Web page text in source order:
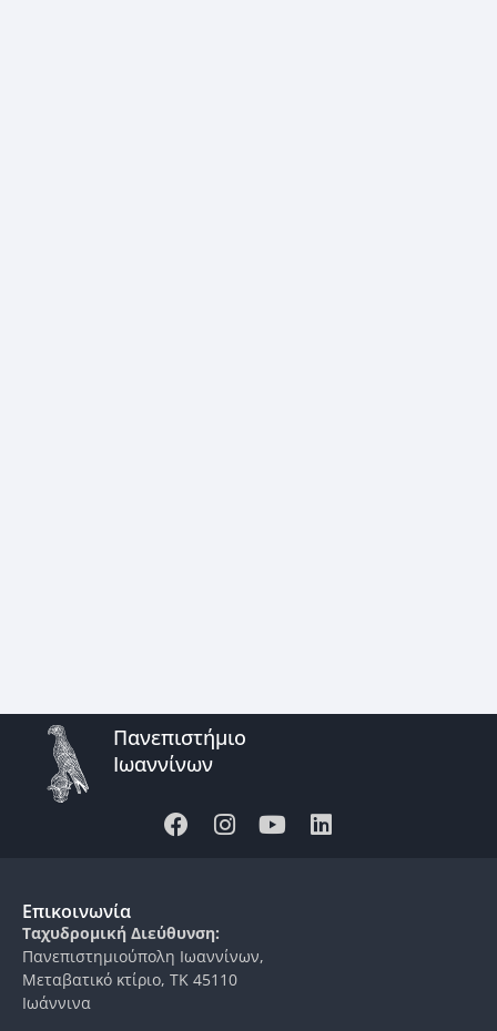
Πανεπιστήμιο
Ιωαννίνων
Επικοινωνία
Ταχυδρομική Διεύθυνση:
Πανεπιστημιούπολη Ιωαννίνων,
Μεταβατικό κτίριο, ΤΚ 45110
Ιωάννινα